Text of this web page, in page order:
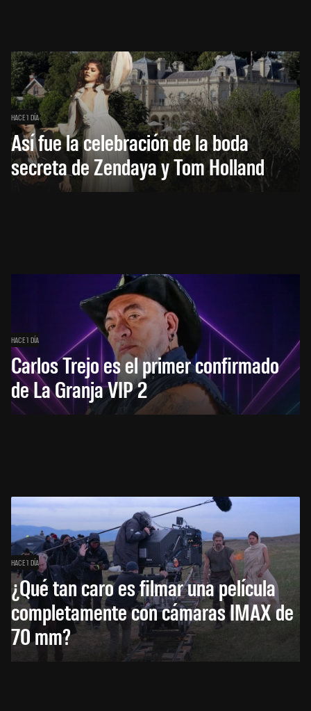
HACE 1 DÍA
Así fue la celebración de la boda
secreta de Zendaya y Tom Holland
HACE 1 DÍA
Carlos Trejo es el primer confirmado
de La Granja VIP 2
HACE 1 DÍA
¿Qué tan caro es filmar una película
completamente con cámaras IMAX de
70 mm?